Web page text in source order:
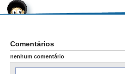
Comentários
nenhum comentário